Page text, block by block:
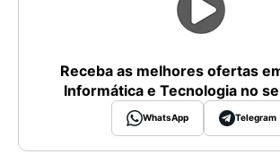
Receba as melhores ofertas
Informática e Tecnologia no
WhatsApp Telegram